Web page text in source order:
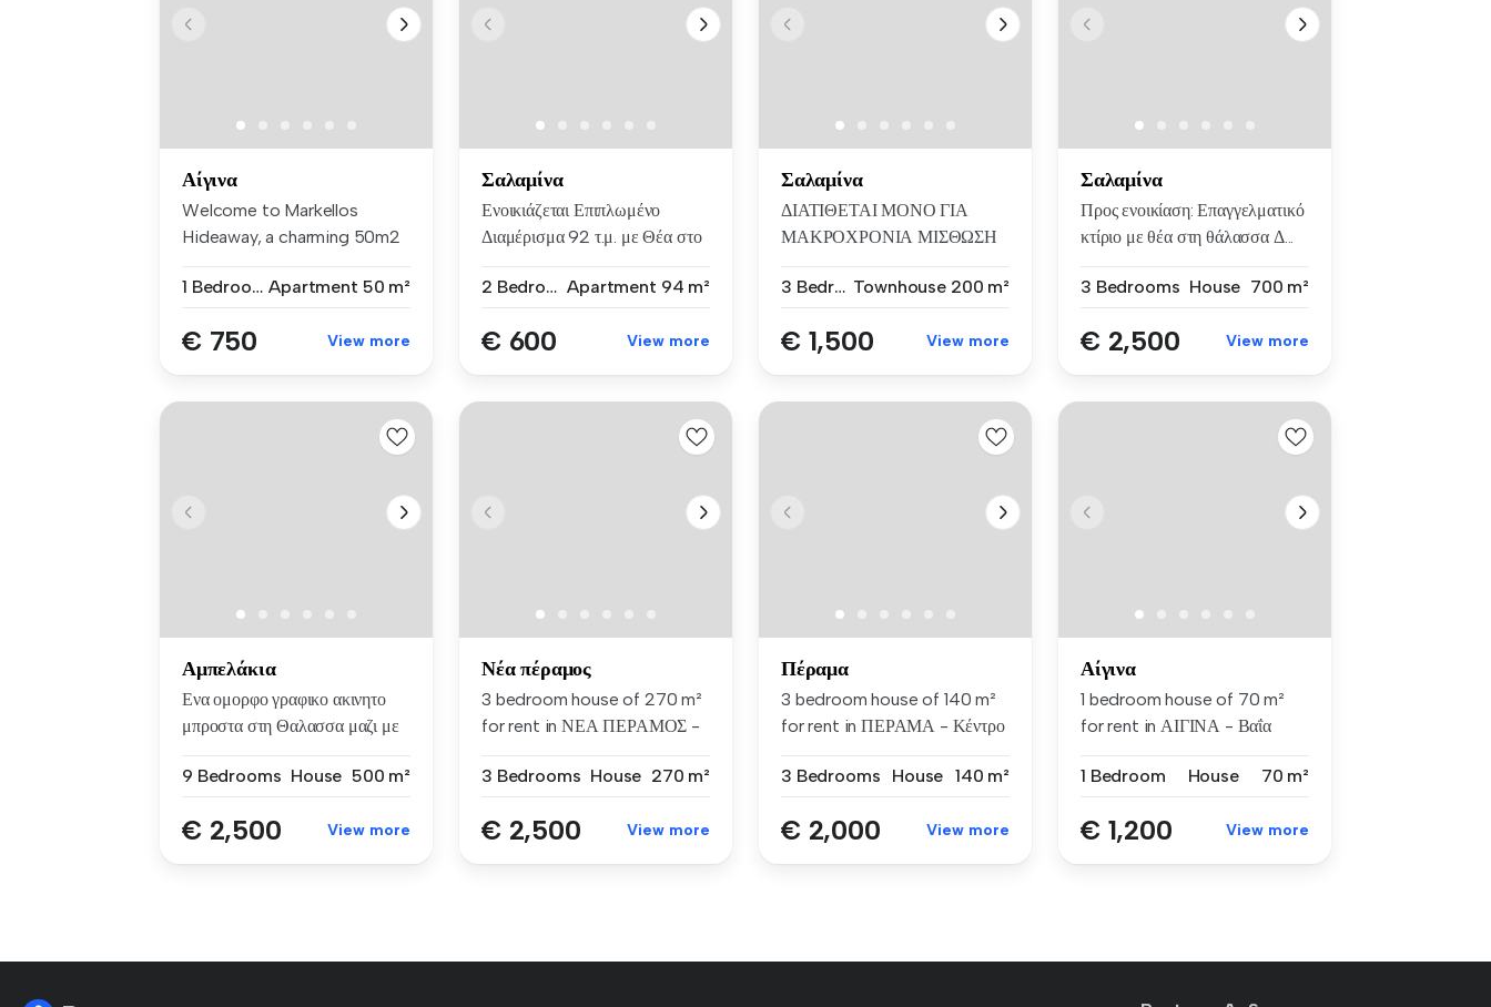
Αίγινα
Welcome to Markellos
Hideaway, a charming 50m2
1 Bedroom Apartment 50 m²
€ 750 View more
Σαλαμίνα
Ενοικιάζεται Επιπλωμένο
Διαμέρισμα 92 τ.μ. με Θέα στο
2 Bedrooms Apartment 94 m²
€ 600 View more
Σαλαμίνα
ΔΙΑΤΙΘΕΤΑΙ ΜΟΝΟ ΓΙΑ
ΜΑΚΡΟΧΡΟΝΙΑ ΜΙΣΘΩΣΗ
3 Bedrooms Townhouse 200 m²
€ 1,500 View more
Σαλαμίνα
Προς ενοικίαση: Επαγγελματικό
κτίριο με θέα στη θάλασσα Δ...
3 Bedrooms House 700 m²
€ 2,500 View more
Αμπελάκια
Ενα ομορφο γραφικο ακινητο
μπροστα στη Θαλασσα μαζι με
9 Bedrooms House 500 m²
€ 2,500 View more
Νέα πέραμος
3 bedroom house of 270 m²
for rent in ΝΕΑ ΠΕΡΑΜΟΣ -
3 Bedrooms House 270 m²
€ 2,500 View more
Πέραμα
3 bedroom house of 140 m²
for rent in ΠΕΡΑΜΑ - Κέντρο
3 Bedrooms House 140 m²
€ 2,000 View more
Αίγινα
1 bedroom house of 70 m²
for rent in ΑΙΓΙΝΑ - Βαΐα
1 Bedroom House 70 m²
€ 1,200 View more